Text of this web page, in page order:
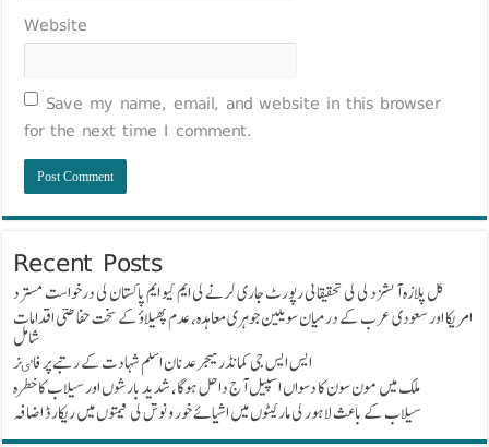
Website
Save my name, email, and website in this browser
for the next time I comment.
Recent Posts
گل پلازہ آتشزدگی کی تحقیقاتی رپورٹ جاری کرنے کی ایم کیو ایم پاکستان کی درخواست مسترد
امریکا اور سعودی عرب کے درمیان سویلین جوہری معاہدہ، عدم پھیلاؤ کے سخت حفاظتی اقدامات
شامل
ایس ایس جی کمانڈر میجر عدنان اسلم شہادت کے رتبے پر فاٸز
ملک میں مون سون کا دسواں اسپیل آج داخل ہوگا، شدید بارشوں اور سیلاب کا خطرہ
سیلاب کے باعث لاہور کی مارکیٹوں میں اشیائے خور و نوش کی قیمتوں میں ریکارڈ اضافہ